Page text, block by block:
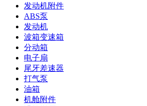
发动机附件
ABS泵
发动机
波箱变速箱
分动箱
电子扇
尾牙差速器
打气泵
油箱
机舱附件